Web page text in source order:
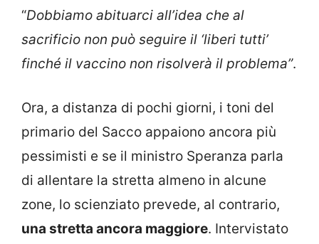
“Dobbiamo abituarci all’idea che al
sacrificio non può seguire il ‘liberi tutti’
finché il vaccino non risolverà il problema”.
Ora, a distanza di pochi giorni, i toni del
primario del Sacco appaiono ancora più
pessimisti e se il ministro Speranza parla
di allentare la stretta almeno in alcune
zone, lo scienziato prevede, al contrario,
una stretta ancora maggiore. Intervistato